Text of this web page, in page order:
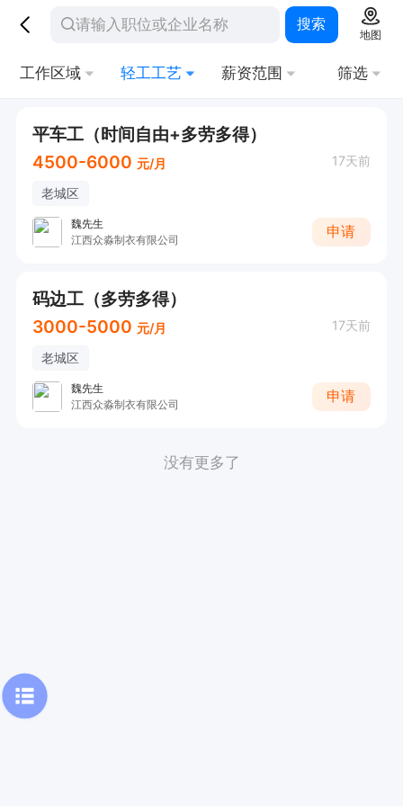
搜索
地图
工作区域 轻工工艺 薪资范围 筛选
平车工（时间自由+多劳多得）
4500-6000 元/月 17天前
老城区
魏先生
江西众淼制衣有限公司
申请
码边工（多劳多得）
3000-5000 元/月 17天前
老城区
魏先生
江西众淼制衣有限公司
申请
没有更多了